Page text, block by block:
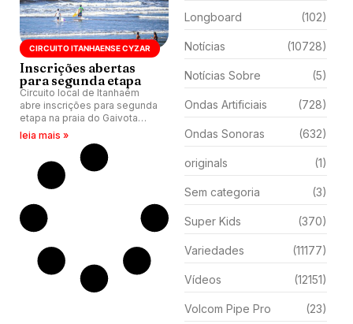
CIRCUITO ITANHAENSE CYZAR
Inscrições abertas
para segunda etapa
Circuito local de Itanhaém
abre inscrições para segunda
etapa na praia do Gaivota
(SP).
leia mais »
Longboard (102)
Notícias (10728)
Notícias Sobre (5)
Ondas Artificiais (728)
Ondas Sonoras (632)
originals (1)
Sem categoria (3)
Super Kids (370)
Variedades (11177)
Vídeos (12151)
Volcom Pipe Pro (23)